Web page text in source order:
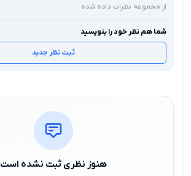
از مجموعه نظرات داده شده
شما هم نظر خود را بنویسید
ثبت نظر جدید
هنوز نظری ثبت نشده است